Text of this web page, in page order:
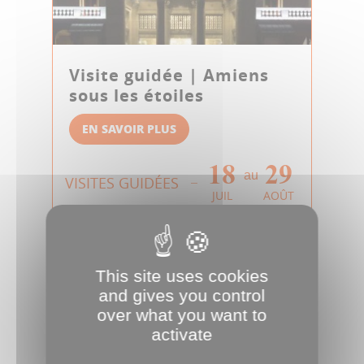
Visite guidée | Amiens
sous les étoiles
EN SAVOIR PLUS
VISITES GUIDÉES 18
JUIL
au 29
AOÛT
This site uses cookies
and gives you control
over what you want to
activate